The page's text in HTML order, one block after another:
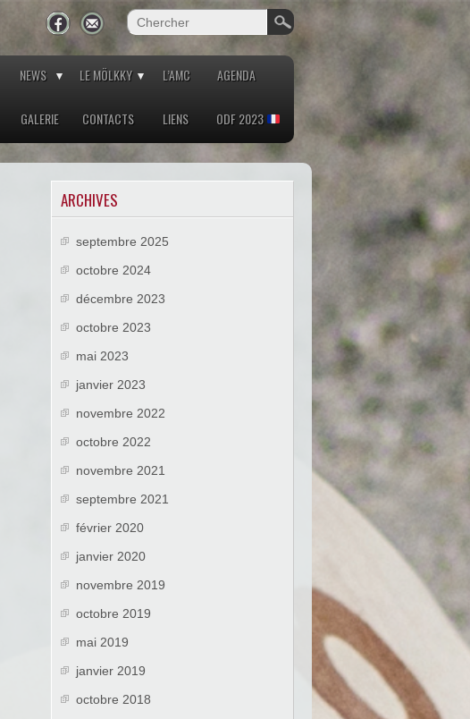
NEWS LE MÖLKKY L’AMC AGENDA
GALERIE CONTACTS LIENS ODF 2023
ARCHIVES
septembre 2025
octobre 2024
décembre 2023
octobre 2023
mai 2023
janvier 2023
novembre 2022
octobre 2022
novembre 2021
septembre 2021
février 2020
janvier 2020
novembre 2019
octobre 2019
mai 2019
janvier 2019
octobre 2018